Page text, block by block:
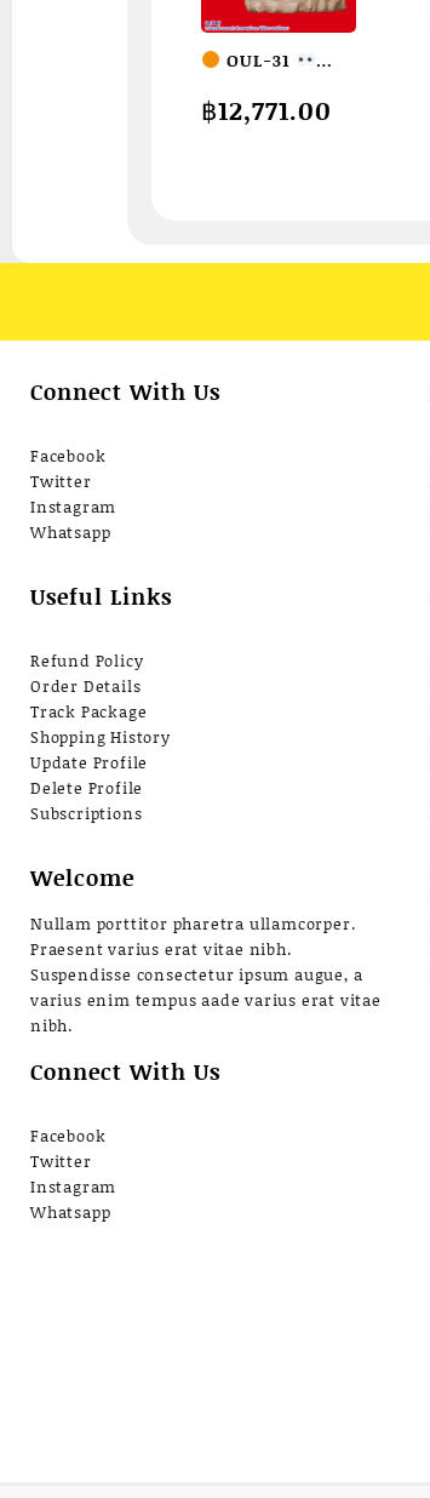
OUL-31
คู่ เครื่องออกกำลัง
฿12,771.00
Connect With Us
Facebook
Twitter
Instagram
Whatsapp
Useful Links
Refund Policy
Order Details
Track Package
Shopping History
Update Profile
Delete Profile
Subscriptions
Welcome
Nullam porttitor pharetra ullamcorper.
Praesent varius erat vitae nibh.
Suspendisse consectetur ipsum augue, a
varius enim tempus aade varius erat vitae
nibh.
Connect With Us
Facebook
Twitter
Instagram
Whatsapp